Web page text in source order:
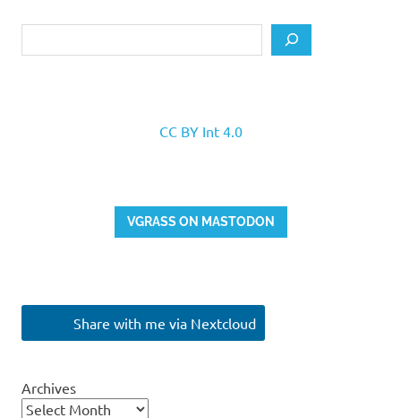
CC BY Int 4.0
VGRASS ON MASTODON
Share with me via Nextcloud
Archives